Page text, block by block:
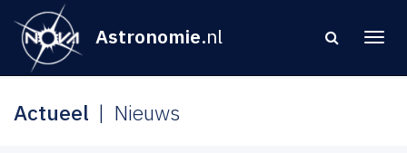
Astronomie.nl
Actueel Nieuws